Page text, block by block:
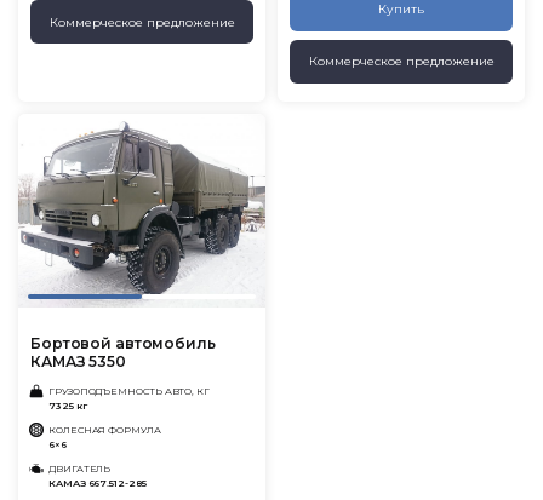
Коммерческое предложение
Купить
Коммерческое предложение
Бортовой автомобиль
КАМАЗ 5350
ГРУЗОПОДЪЕМНОСТЬ АВТО, КГ
7325 кг
КОЛЕСНАЯ ФОРМУЛА
6×6
ДВИГАТЕЛЬ
КАМАЗ 667.512-285